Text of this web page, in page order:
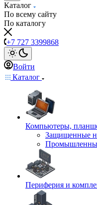
Каталог
По всему сайту
По каталогу
+7 727 3399868
Войти
Каталог
Компьютеры,
Защищенные
Периферия и